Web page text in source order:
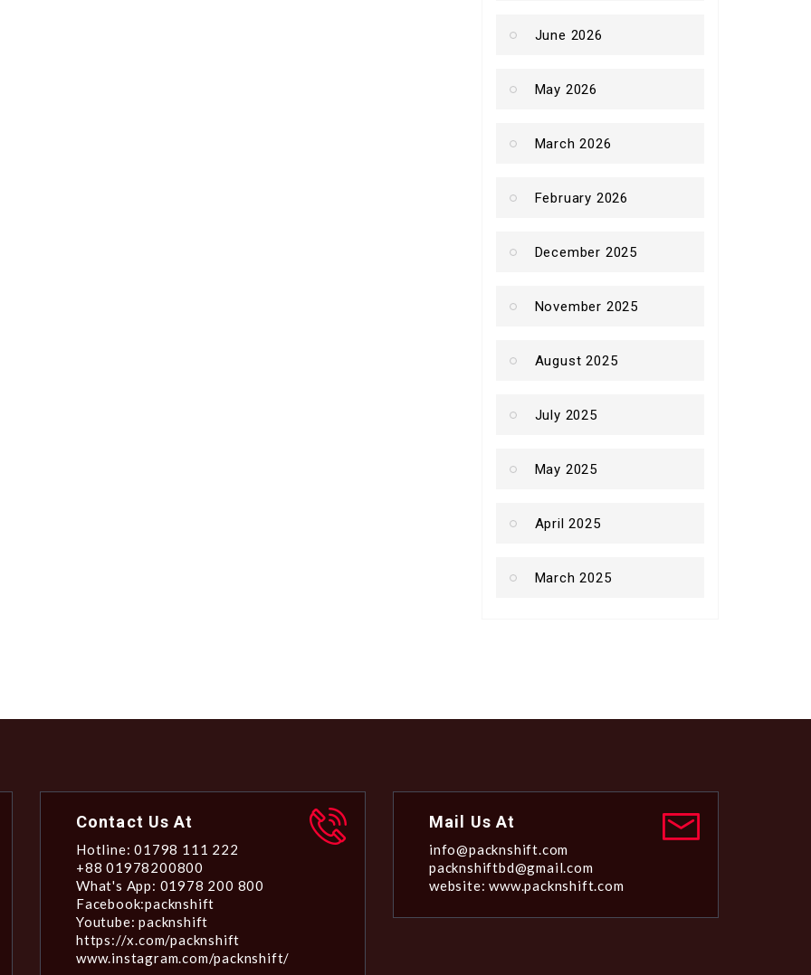
June 2026
May 2026
March 2026
February 2026
December 2025
November 2025
August 2025
July 2025
May 2025
April 2025
March 2025
Contact Us At
Hotline: 01798 111 222
+88 01978200800
What's App: 01978 200 800
Facebook:packnshift
Youtube: packnshift
https://x.com/packnshift
www.instagram.com/packnshift/
Mail Us At
info@packnshift.com
packnshiftbd@gmail.com
website: www.packnshift.com